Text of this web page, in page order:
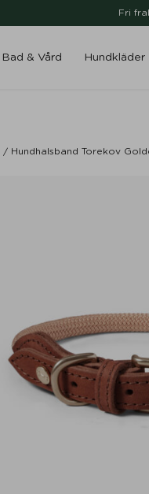
Fri
Bad & Vård Hundkläder
/ Hundhalsband Torekov